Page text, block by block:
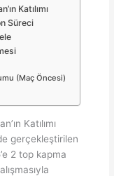
Katılımı
Süreci
(Maç Öncesi)
Katılımı
gerçekleştirilen
2 top kapma